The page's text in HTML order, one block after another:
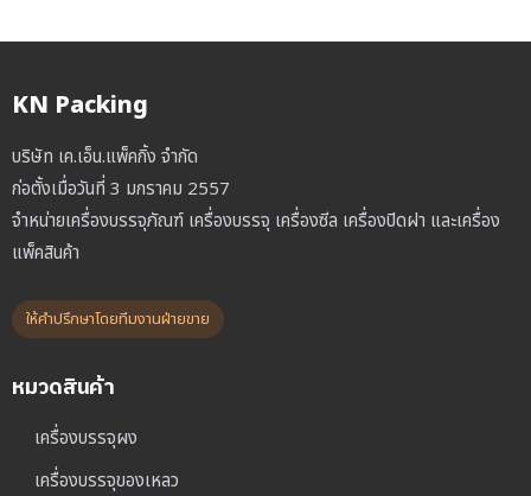
KN Packing
บริษัท เค.เอ็น.แพ็คกิ้ง จำกัด
ก่อตั้งเมื่อวันที่ 3 มกราคม 2557
จำหน่ายเครื่องบรรจุภัณฑ์ เครื่องบรรจุ เครื่องซีล เครื่องปิดฝา และเครื่อง
แพ็คสินค้า
ให้คำปรึกษาโดยทีมงานฝ่ายขาย
หมวดสินค้า
เครื่องบรรจุผง
เครื่องบรรจุของเหลว